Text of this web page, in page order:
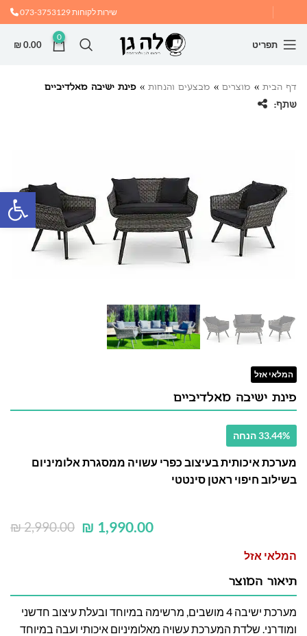
שירות לקוחות073-3753129
תפריט
0
₪0.00
דף הבית » מוצרים » מבצעים והנחות » פינת ישיבה מאלדיביים
שתף:
המלאי אזל
פינת ישיבה מאלדיביים
33.44% הנחה
מערכת איכותית בעיצוב כפרי עשויה ממסגרת אלומיניום
בשילוב חיפוי ראטן סינטטי
₪2,990.00 ₪ 1,990.00
המלאי אזל
תיאור המוצר
מערכת ישיבה 4 מושבים, מרשימה במיוחד ובעלת עיצוב חדשני
ומודרני. שלדת המערכת עשויה מאלומיניום איכותי ועבה במיוחד